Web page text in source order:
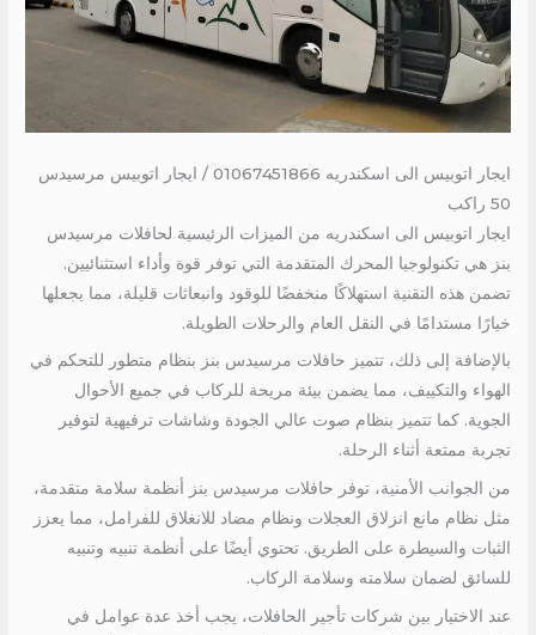
ايجار اتوبيس الى اسكندريه 01067451866 / ايجار اتوبيس مرسيدس
50 راكب
ايجار اتوبيس الى اسكندريه من الميزات الرئيسية لحافلات مرسيدس
بنز هي تكنولوجيا المحرك المتقدمة التي توفر قوة وأداء استثنائيين.
تضمن هذه التقنية استهلاكًا منخفضًا للوقود وانبعاثات قليلة، مما يجعلها
خيارًا مستدامًا في النقل العام والرحلات الطويلة.
بالإضافة إلى ذلك، تتميز حافلات مرسيدس بنز بنظام متطور للتحكم في
الهواء والتكييف، مما يضمن بيئة مريحة للركاب في جميع الأحوال
الجوية. كما تتميز بنظام صوت عالي الجودة وشاشات ترفيهية لتوفير
تجربة ممتعة أثناء الرحلة.
من الجوانب الأمنية، توفر حافلات مرسيدس بنز أنظمة سلامة متقدمة،
مثل نظام مانع انزلاق العجلات ونظام مضاد للانغلاق للفرامل، مما يعزز
الثبات والسيطرة على الطريق. تحتوي أيضًا على أنظمة تنبيه وتنبيه
للسائق لضمان سلامته وسلامة الركاب.
عند الاختيار بين شركات تأجير الحافلات، يجب أخذ عدة عوامل في